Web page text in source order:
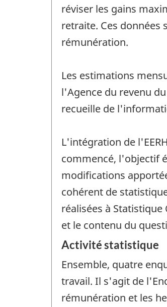
réviser les gains
retraite. Ces
rémunération.
Les estimations
l'Agence du revenu
recueille de
L'intégration de
commencé, l'objectif
modifications
cohérent de
réalisées à
et le contenu du
Activité statistique
Ensemble, quatre
travail. Il s'agit de
rémunération et les